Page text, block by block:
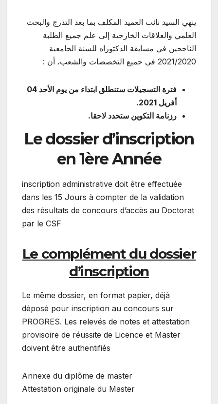
ينهي السيد نائب العميد المكلف بما بعد التدرج والبحث
العلمي والعلاقات الخارجية إلى علم جميع الطلبة
الناجحين في مسابقة الدكتوراه للسنة الجامعية
2021/2020 في جميع التخصصات والشعب، أن :
فترة التسجيلات ستنطلق ابتداء من يوم الأحد 04
أفريل 2021.
رزنامة التكوين ستحدد لاحقا.
Le dossier d’inscription
en 1ère Année
inscription administrative doit être effectuée
dans les 15 Jours à compter de la validation
des résultats de concours d’accès au Doctorat
par le CSF
Le complément du dossier
d’inscription
Le même dossier, en format papier, déjà
déposé pour inscription au concours sur
PROGRES. Les relevés de notes et attestation
provisoire de réussite de Licence et Master
doivent être authentifiés
Annexe du diplôme de master
Attestation originale du Master